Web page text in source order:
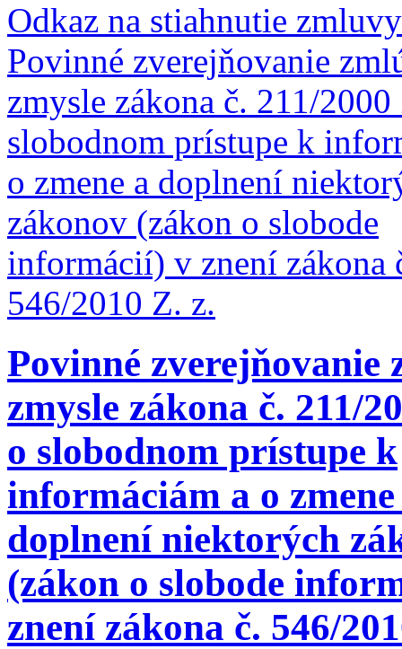
Odkaz na stiahnutie
Povinné zverejňovanie
zmysle zákona č. 211/
slobodnom prístupe k
o zmene a doplnení
zákonov (zákon o slobode
informácií) v znení zákona
546/2010 Z. z.
Povinné zverejňovanie
zmysle zákona č. 211/
o slobodnom prístupe k
informáciám a o zmene
doplnení niektorých
(zákon o slobode
znení zákona č. 546/